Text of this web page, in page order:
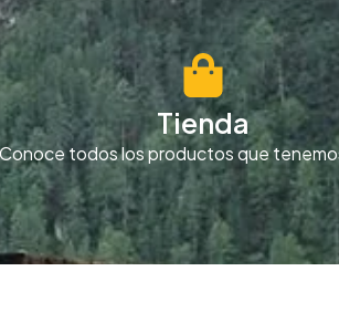
Tienda
Conoce todos los productos que